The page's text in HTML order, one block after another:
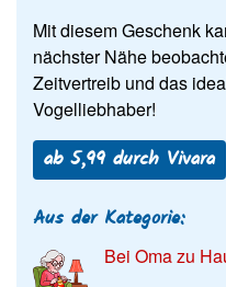
Mit diesem Geschenk
nächster Nähe
Zeitvertreib und das
Vogelliebhaber!
ab 5,99 durch Vivara
Aus der Kategorie:
Bei Oma zu